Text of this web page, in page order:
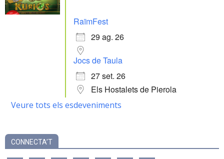
RaïmFest
29 ag. 26
Jocs de Taula
27 set. 26
Els Hostalets de Pierola
Veure tots els esdeveniments
CONNECTA’T